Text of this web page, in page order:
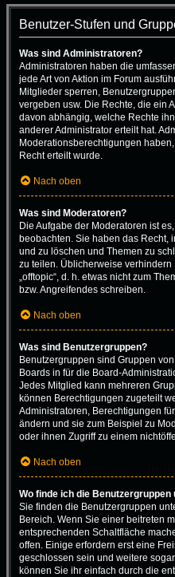
Benutzer-Stufen und
Was sind Administratoren?
Administratoren haben die
jede Art von Aktion im Forum
Mitglieder sperren,
vergeben usw. Die Rechte, die ein
davon abhängig, welche Rechte
anderer Administrator erteilt hat.
Moderationsberechtigungen
Recht erteilt wurde.
Nach oben
Was sind Moderatoren?
Die Aufgabe der Moderatoren ist
beobachten. Sie haben das Recht,
und zu löschen und Themen zu
zu teilen. Üblicherweise
„offtopic“, d. h. etwas nicht zum
bzw. Angreifendes schreiben.
Nach oben
Was sind Benutzergruppen?
Benutzergruppen sind Gruppen
Boards in für die Board-
Jedes Mitglied kann mehreren
können Berechtigungen zugeteilt
Administratoren, Berechtigungen
ändern und sie zum Beispiel zu
oder ihnen Zugriff zu einem
Nach oben
Wo finde ich die
Sie finden die Benutzergruppen
Bereich. Wenn Sie einer beitreten
entsprechenden Schaltfläche
offen. Einige erfordern erst eine
geschlossen sein und weitere
können Sie ihr einfach durch die